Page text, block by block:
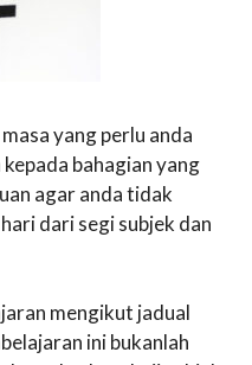
yang perlu anda
bahagian yang
agar anda tidak
dari segi subjek dan
mengikut jadual
ini bukanlah